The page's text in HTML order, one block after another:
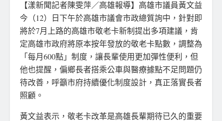
【漾新聞記者陳雯萍／高雄報導】高雄市議員黃文益
今（12）日下午於高雄市議會市政總質詢中，針對即
將於7月上路的高雄市敬老卡新制提出多項建議，肯
定高雄市政府將原本按年發放的敬老卡點數，調整為
「每月600點」制度，讓長輩使用更加彈性便利，但
他也提醒，偏鄉長者搭乘公車與醫療據點不足問題仍
待改善，呼籲市府持續優化制度設計，真正落實長者
照顧。
黃文益表示，敬老卡改革是高雄長輩期待已久的重要